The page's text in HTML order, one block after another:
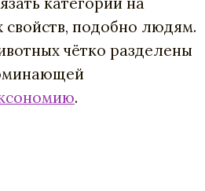
свойств, подобно людям.
чётко разделены
.